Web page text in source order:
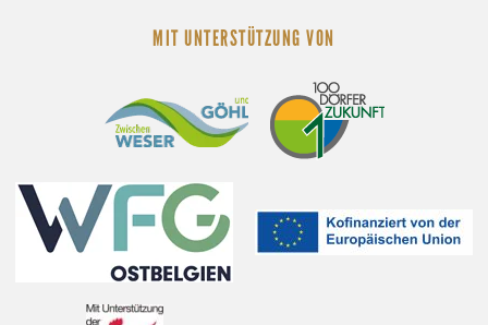
MIT UNTERSTÜTZUNG VON